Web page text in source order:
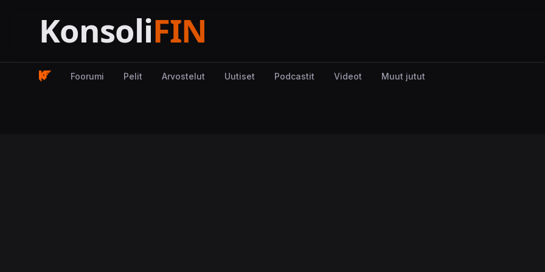
Foorumi Pelit Arvostelut Uutiset Podcastit Videot Muut jutut